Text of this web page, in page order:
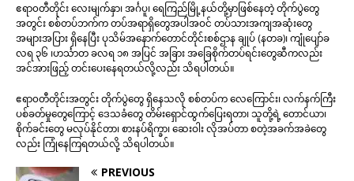
ဧရာ၀တီတိုင်း လေးမျက်နှာ၊ အင်္ဂပူ၊ ရေကြည်မြို့နယ်တို့မှာဖြစ်နေတဲ့ တိုက်ပွဲတွေ
အတွင်း စစ်တပ်ဘက်က တပ်အရာရှိတွေအပါအဝင် တပ်သားအကျအဆုံးတွေ
အများအပြား ရှိနေပြီး ပုသိမ်အနောက်တောင်တိုင်းစစ်ဌာန ချုပ် (နတခ)၊ ကျုံပျော်ခ
လရ ၃၆ ၊ဟင်္သာတ ခလရ ၁၈ အပြင် အခြား အခြေစိုက်တပ်ရင်းတွေဆီကလည်း
အင်အားဖြည့် တင်းပေးနေရတယ်လို့လည်း သိရပါတယ်။
ဧရာ၀တီတိုင်းအတွင်း တိုက်ပွဲတွေ ရှိနေသလို စစ်တပ်က လေကြောင်း၊ လက်နက်ကြီး
ပစ်ခတ်မှုတွေကြောင့် ဒေသခံတွေ တိမ်းရှောင်ထွက်ပြေးရတာ၊ သူတို့ရဲ့ တောင်ယာ၊
စိုက်ခင်းတွေ မလုပ်နိုင်တာ၊ စားနပ်ရိက္ခာ၊ ဆေးဝါး လိုအပ်တာ စတဲ့အခက်အခဲတွေ
လည်း ကြုံနေကြရတယ်လို့ သိရပါတယ်။
PREVIOUS